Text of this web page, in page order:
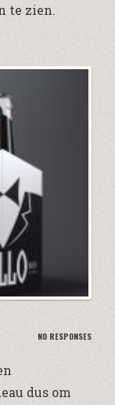
te zien.
NO RESPONSES
dus om